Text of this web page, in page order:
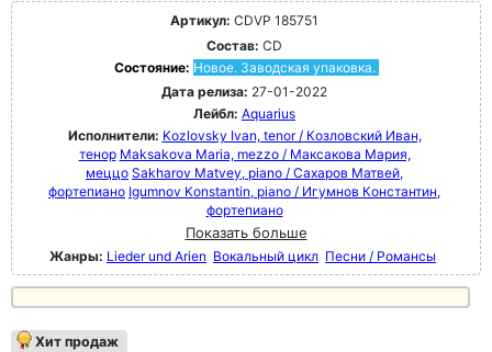
Артикул: CDVP 185751
Состав: CD
Состояние: Новое. Заводская упаковка.
Дата релиза: 27-01-2022
Лейбл: Aquarius
Исполнители: Kozlovsky Ivan, tenor / Козловский Иван,
тенор Maksakova Maria, mezzo / Максакова Мария,
меццо Sakharov Matvey, piano / Сахаров Матвей,
фортепиано Igumnov Konstantin, piano / Игумнов Константин,
фортепиано
Показать больше
Жанры: Lieder und Arien Вокальный цикл Песни / Романсы
Хит продаж